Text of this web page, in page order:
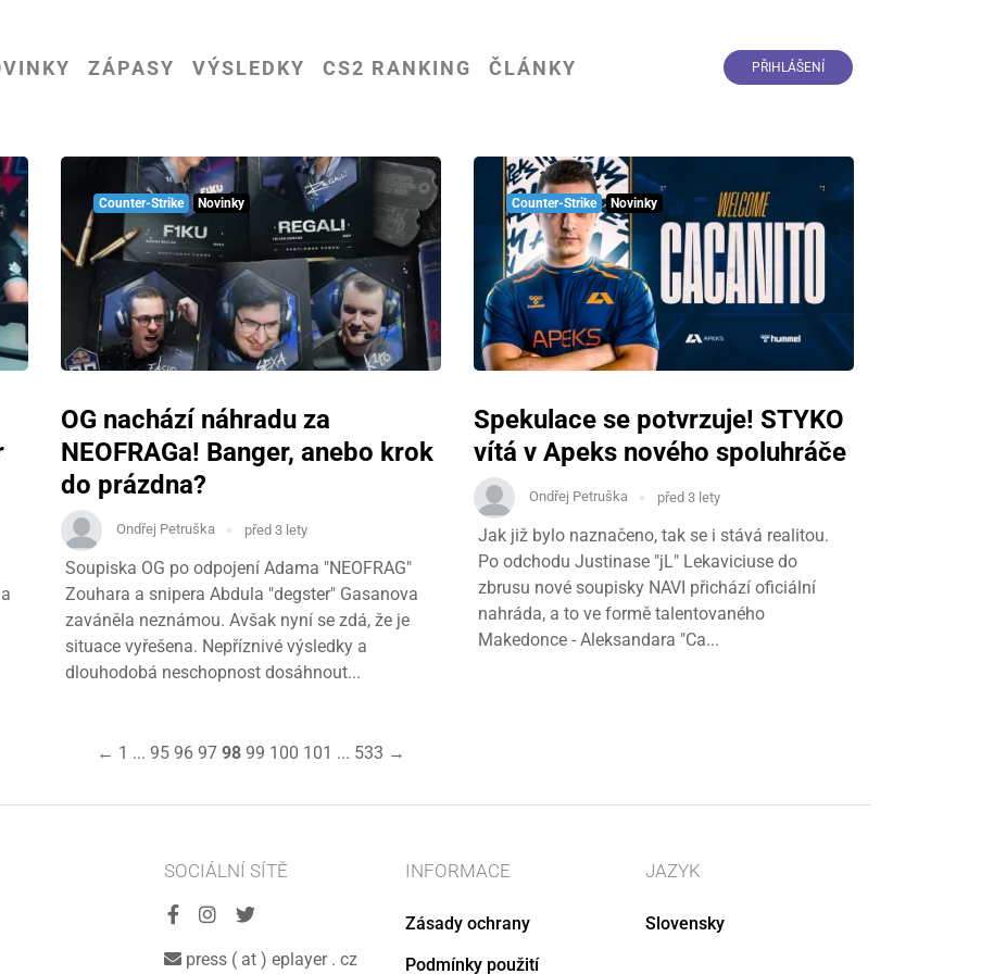
ZÁPASY VÝSLEDKY CS2 RANKING ČLÁNKY PŘIHLÁŠENÍ
Counter-Strike Novinky
OG nachází náhradu za
NEOFRAGa! Banger, anebo krok
do prázdna?
Ondřej Petruška před 3 lety
Soupiska OG po odpojení Adama "NEOFRAG"
Zouhara a snipera Abdula "degster" Gasanova
zaváněla neznámou. Avšak nyní se zdá, že je
situace vyřešena. Nepříznivé výsledky a
dlouhodobá neschopnost dosáhnout...
Counter-Strike Novinky
Spekulace se potvrzuje! STYKO
vítá v Apeks nového spoluhráče
Ondřej Petruška před 3 lety
Jak již bylo naznačeno, tak se i stává realitou.
Po odchodu Justinase "jL⁠" Lekaviciuse do
zbrusu nové soupisky NAVI přichází oficiální
nahráda, a to ve formě talentovaného
Makedonce - Aleksandara "Ca...
← 1 ... 95 96 97 98 99 100 101 ... 533 →
SOCIÁLNÍ SÍTĚ
press ( at ) eplayer . cz
INFORMACE
Zásady ochrany
Podmínky použití
JAZYK
Slovensky